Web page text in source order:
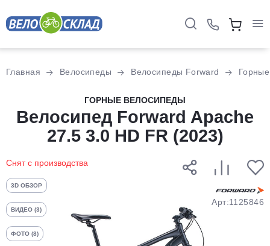
Главная Велосипеды Велосипеды Forward Горные
ГОРНЫЕ ВЕЛОСИПЕДЫ
Велосипед Forward Apache
27.5 3.0 HD FR (2023)
Снят с производства
3D ОБЗОР
ВИДЕО (3)
ФОТО (8)
Арт:1125846
Разбейте
оплатуна части
без переплат
График платежей
25%